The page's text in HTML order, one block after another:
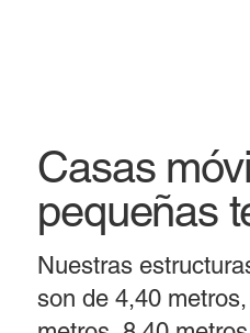
Nuestras
son de 4,40
Casas
pequeñas